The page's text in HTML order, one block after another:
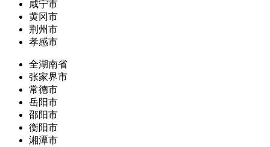
咸宁市
黄冈市
荆州市
孝感市
全湖南省
张家界市
常德市
岳阳市
邵阳市
衡阳市
湘潭市